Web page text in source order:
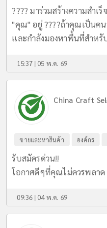
???? มาร่วมสร้างความสำเ
"คุณ" อยู่ ????ถ้าคุณเป็นค
และกำลังมองหาพื้นที่สำห
15:37 | 05 พ.ค. 69
China Craft
ขายและหาสินค้า องค์กร
รับสมัครด่วน!!
โอกาศดีๆที่คุณไม่ควรพลาด
09:36 | 04 พ.ค. 69